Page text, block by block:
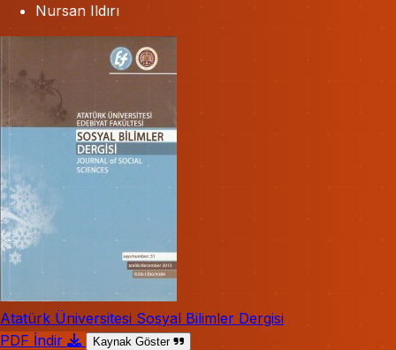
Nursan Ildırı
Atatürk Üniversitesi Sosyal Bilimler Dergisi
PDF İndir
Kaynak Göster